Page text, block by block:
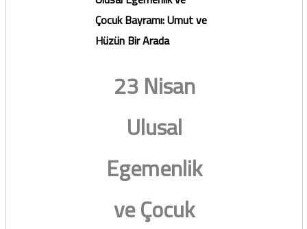
Çocuk Bayramı: Umut ve
Hüzün Bir Arada
23 Nisan
Ulusal
Egemenlik
ve Çocuk